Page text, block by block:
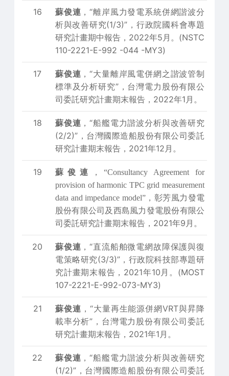
16 蘇俊連 ，“離岸風力發電系統併網諧波分
析與改善研究(1/3)”，行政院國科會專題
研究計畫期中報告，2022年5月。(NSTC
110-2221-E-992 -044 -MY3)
17 蘇俊連 ，“大量離岸風電併網之諧波管制
標準及分析研究”，台灣電力股份有限公
司委託研究計畫期末報告，2022年1月。
18 蘇俊連 ，“船艦電力諧波分析與改善研究
(2/2)”，台灣國際造船股份有限公司委託
研究計畫期末報告，2021年12月。
19 蘇俊連 ，“Consultancy Agreement for
provision of harmonic TPC grid measurement
data and impedance model”，彰芳風力發電
股份有限公司及西島風力發電股份有限公
司委託研究計畫期末報告，2021年9月。
20 蘇俊連 ，“直流船舶微電網故障保護與復
電策略研究(3/3)”，行政院科技部專題研
究計畫期末報告，2021年10月。(MOST
107-2221-E-992-073-MY3)
21 蘇俊連 ，“大量再生能源併網VRT與昇降
載率分析”，台灣電力股份有限公司委託
研究計畫期末報告，2021年1月。
22 蘇俊連 ，“船艦電力諧波分析與改善研究
(1/2)”，台灣國際造船股份有限公司委託